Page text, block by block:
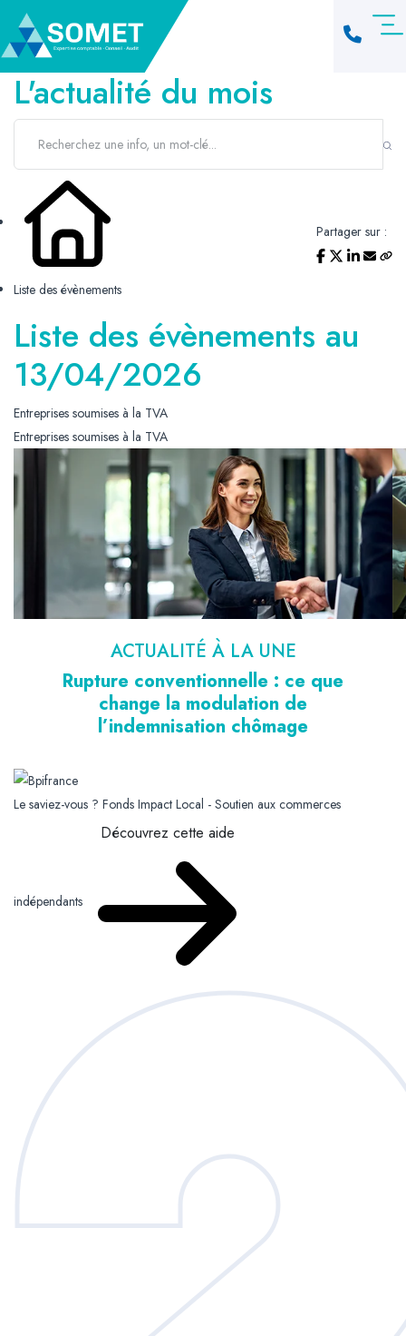
L'actualité du mois
Liste des évènements
Partager sur :
Liste des évènements au
13/04/2026
Entreprises soumises à la TVA
Entreprises soumises à la TVA
ACTUALITÉ À LA UNE
Rupture conventionnelle : ce que
change la modulation de
l’indemnisation chômage
Le saviez-vous ? Fonds Impact Local - Soutien aux commerces
indépendants
Découvrez cette aide